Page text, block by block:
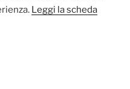
Leggi la scheda